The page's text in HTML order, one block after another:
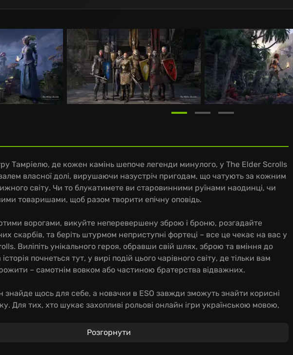
Тамріелю, де кожен камінь шепоче легенди минулого, у The Elder Scrolls
власної долі, вирушаючи назустріч пригодам, що чатують за кожним
світу. Чи то блукатимете ви старовинними руїнами наодинці, чи
товаришами, щоб разом творити епічну оповідь.
ворогами, викуйте неперевершену зброю і броню, розгадайте
скарбів, та беріть штурмом неприступні фортеці – все це чекає на вас у
Виліпіть унікального героя, обравши свій шлях, зброю та вміння до
почнеться тут, у вирі подій цього чарівного світу, де тільки вам
– самотнім вовком або частиною братерства відважних.
знайде щось для себе, а новачки в ESO завжди зможуть знайти корисні
Для тих, хто шукає захопливі рольові онлайн ігри українською мовою,
сили з іншими шукачами пригод, щоб здолати найскладніші
Розгорнути